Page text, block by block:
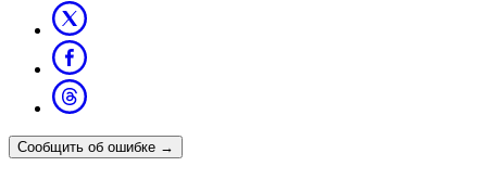
Сообщить об ошибке →